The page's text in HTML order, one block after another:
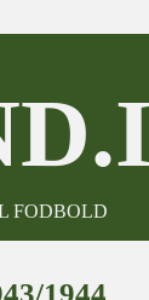
FODBOLD
1944